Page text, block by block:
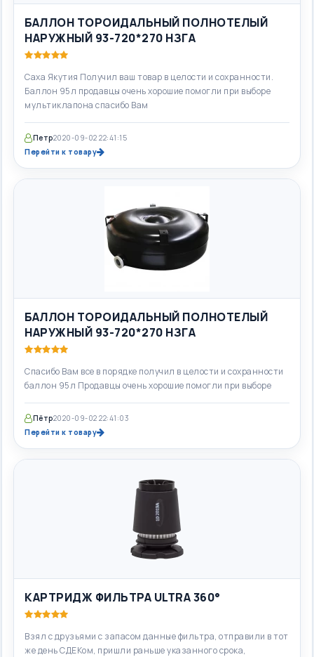
БАЛЛОН ТОРОИДАЛЬНЫЙ ПОЛНОТЕЛЫЙ
НАРУЖНЫЙ 93-720*270 НЗГА
Саха Якутия Получил ваш товар в целости и сохранности.
Баллон 95л продавцы очень хорошие помогли при выборе
мультиклапона спасибо Вам
Петр2020-09-02 22:41:15
Перейти к товару
БАЛЛОН ТОРОИДАЛЬНЫЙ ПОЛНОТЕЛЫЙ
НАРУЖНЫЙ 93-720*270 НЗГА
Спасибо Вам все в порядке получил в целости и сохранности
баллон 95л Продавцы очень хорошие помогли при выборе
Пётр2020-09-02 22:41:03
Перейти к товару
КАРТРИДЖ ФИЛЬТРА ULTRA 360°
Взял с друзьями с запасом данные фильтра, отправили в тот
же день СДЕКом, пришли раньше указанного срока,